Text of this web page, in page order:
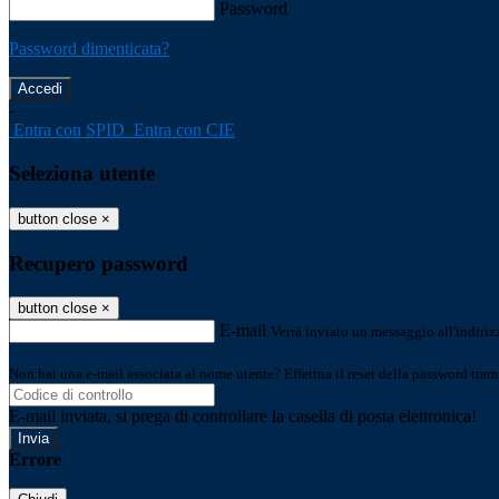
Password
Password dimenticata?
-
Entra con SPID Entra con CIE
Seleziona utente
button close ×
Recupero password
button close ×
E-mail Verrà inviato un messaggio
Non hai una e-mail associata al nome utente? Effettua il reset della password
E-mail inviata, si prega di controllare la casella di posta elettronica!
Errore